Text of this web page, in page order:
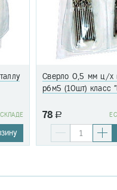
Сверло 0,5 мм ц/х
р6м5 (10шт) класс
78 a